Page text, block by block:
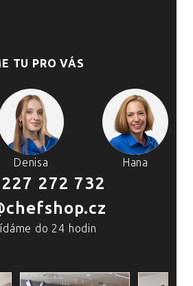
TU PRO VÁS
Denisa Hana
272 732
do 24 hodin